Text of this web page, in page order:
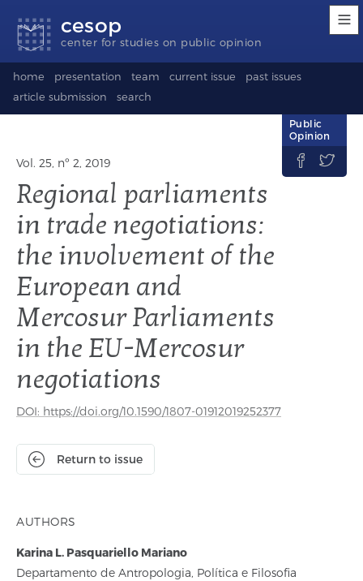
links
content
footer
selection
(Seletor
idioma)
cesop
center for studies on public opinion
home presentation team current issue
past issues
article submission
search
Vol. 25, nº 2, 2019
Regional parliaments
in trade negotiations:
the involvement of the
European and
Mercosur Parliaments
in the EU-Mercosur
negotiations
DOI: https://doi.org/10.1590/1807-01912019252377
Return to issue
Public
Opinion
 
AUTHORS
Karina L. Pasquariello Mariano
Departamento de Antropologia, Política e Filosofia